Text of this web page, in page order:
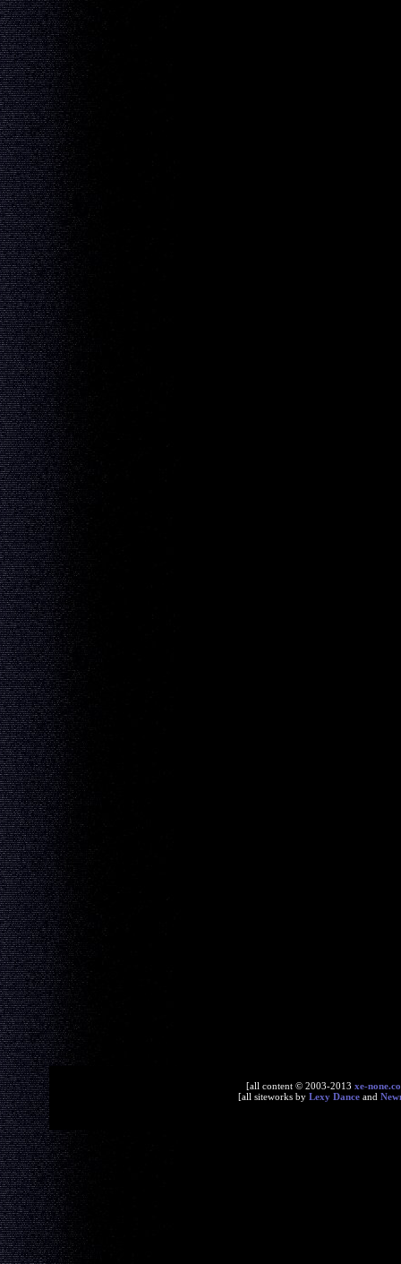
[all content © 2003-2013 xe-
[all siteworks by Lexy Danceand